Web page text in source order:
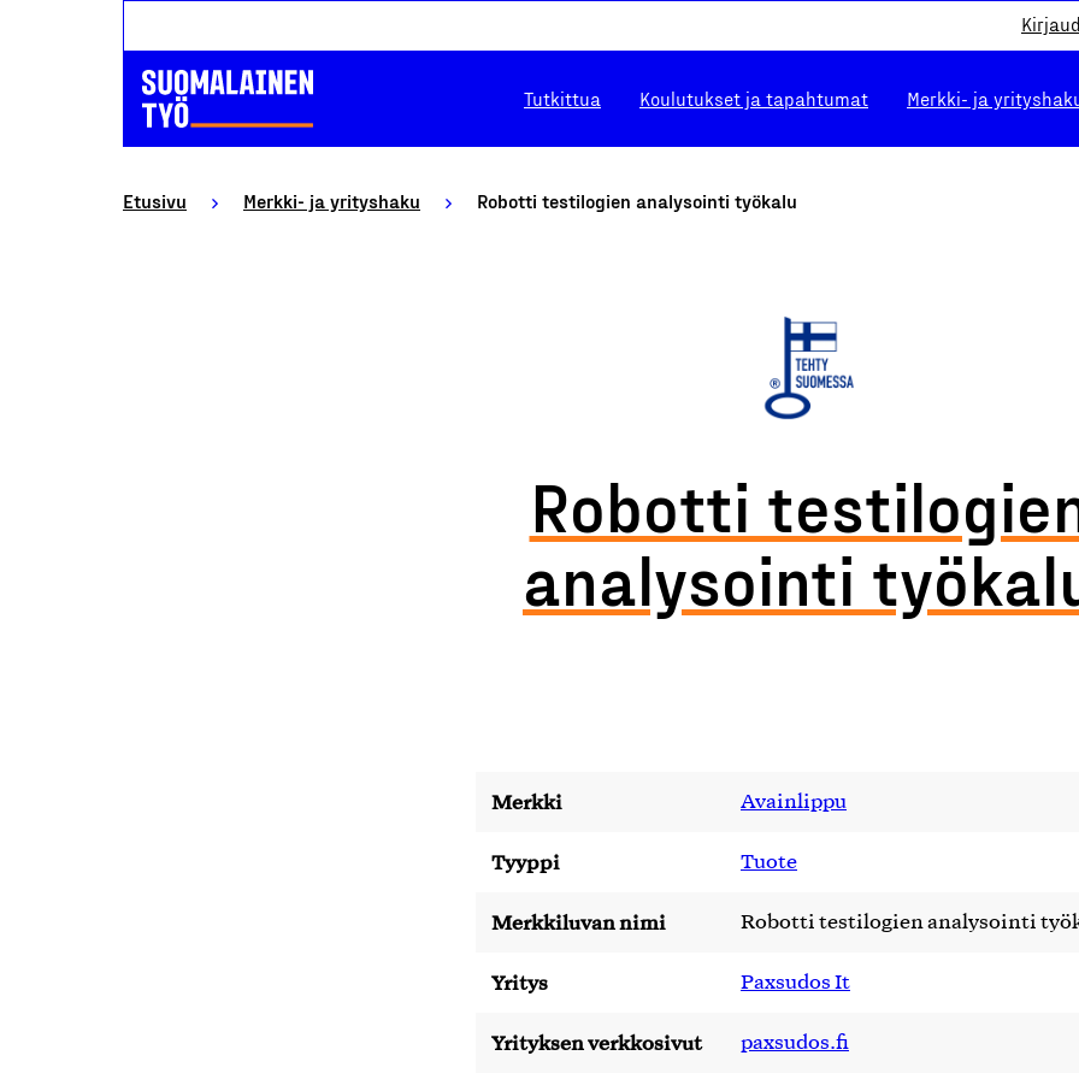
Tutkittua Koulutukset ja tapahtumat Merkki- ja
Etusivu Merkki- ja yrityshaku Robotti testilogien analysointi työkalu
Robotti
analysointi
Merkki Avainlippu
Tyyppi Tuote
Merkkiluvan nimi Robotti testilogien analysointi
Yritys Paxsudos It
Yrityksen verkkosivut paxsudos.fi